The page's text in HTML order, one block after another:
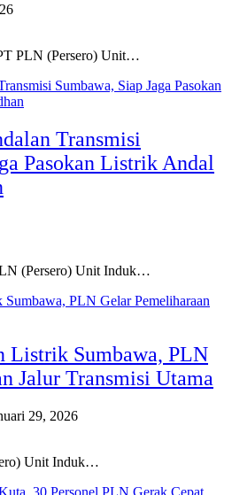
PLN (Persero) Unit…
Transmisi
Pasokan Listrik Andal
(Persero) Unit Induk…
Listrik Sumbawa, PLN
Jalur Transmisi Utama
29, 2026
Unit Induk…